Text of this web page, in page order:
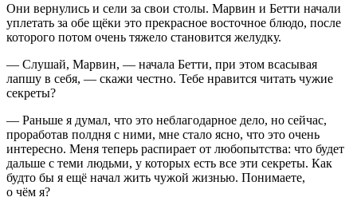
Они вернулись и сели за свои столы. Марвин и Бетти начали
уплетать за обе щёки это прекрасное восточное блюдо, после
которого потом очень тяжело становится желудку.
— Слушай, Марвин, — начала Бетти, при этом всасывая
лапшу в себя, — скажи честно. Тебе нравится читать чужие
секреты?
— Раньше я думал, что это неблагодарное дело, но сейчас,
проработав полдня с ними, мне стало ясно, что это очень
интересно. Меня теперь распирает от любопытства: что будет
дальше с теми людьми, у которых есть все эти секреты. Как
будто бы я ещё начал жить чужой жизнью. Понимаете,
о чём я?